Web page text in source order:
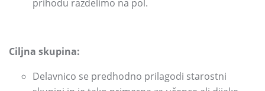
prihodu razdelimo na pol.
Ciljna skupina:
Delavnico se predhodno prilagodi starostni